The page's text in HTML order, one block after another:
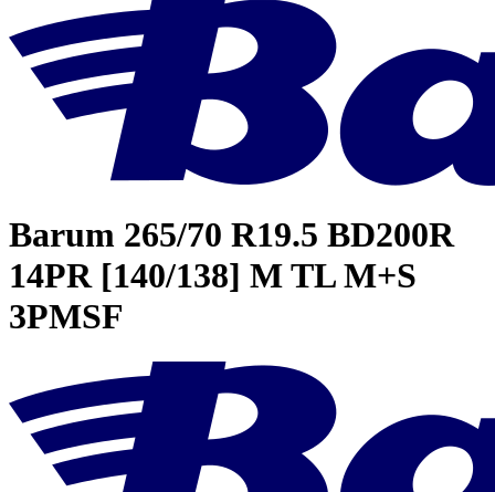
Barum 265/70 R19.5 BD200R
14PR [140/138] M TL M+S
3PMSF